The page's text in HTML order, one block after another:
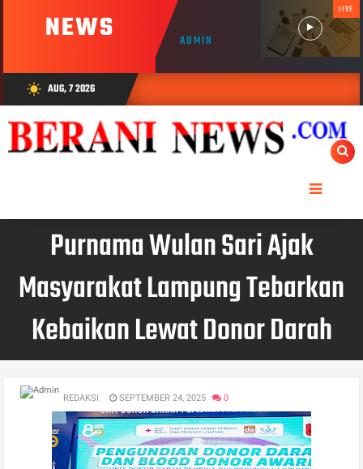
NEWS ADMIN
LIVE
wb_sunny AUG, 7 2026
Purnama Wulan Sari Ajak
Masyarakat Lampung Tebarkan
Kebaikan Lewat Donor Darah
REDAKSI SEPTEMBER 24, 2025 0